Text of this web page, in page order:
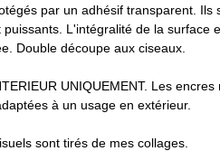
par un adhésif transparent. Ils
puissants. L'intégralité de la surface
Double découpe aux ciseaux.
UNIQUEMENT. Les encres
à un usage en extérieur.
sont tirés de mes collages.